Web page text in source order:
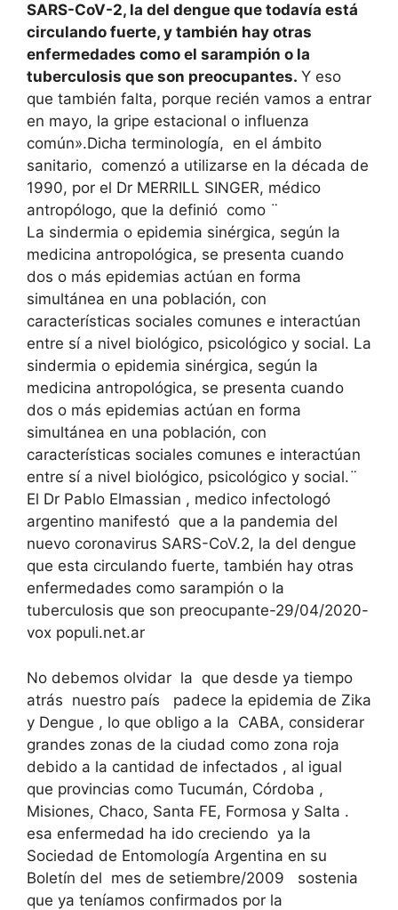
SARS-CoV-2, la del dengue que todavía está
circulando fuerte, y también hay otras
enfermedades como el sarampión o la
tuberculosis que son preocupantes. Y eso
que también falta, porque recién vamos a entrar
en mayo, la gripe estacional o influenza
común».Dicha terminología, en el ámbito
sanitario, comenzó a utilizarse en la década de
1990, por el Dr MERRILL SINGER, médico
antropólogo, que la definió como ¨
La sindermia o epidemia sinérgica, según la
medicina antropológica, se presenta cuando
dos o más epidemias actúan en forma
simultánea en una población, con
características sociales comunes e interactúan
entre sí a nivel biológico, psicológico y social. La
sindermia o epidemia sinérgica, según la
medicina antropológica, se presenta cuando
dos o más epidemias actúan en forma
simultánea en una población, con
características sociales comunes e interactúan
entre sí a nivel biológico, psicológico y social.¨
El Dr Pablo Elmassian , medico infectologó
argentino manifestó que a la pandemia del
nuevo coronavirus SARS-CoV.2, la del dengue
que esta circulando fuerte, también hay otras
enfermedades como sarampión o la
tuberculosis que son preocupante-29/04/2020-
vox populi.net.ar
No debemos olvidar la que desde ya tiempo
atrás nuestro país padece la epidemia de Zika
y Dengue , lo que obligo a la CABA, considerar
grandes zonas de la ciudad como zona roja
debido a la cantidad de infectados , al igual
que provincias como Tucumán, Córdoba ,
Misiones, Chaco, Santa FE, Formosa y Salta .
esa enfermedad ha ido creciendo ya la
Sociedad de Entomología Argentina en su
Boletín del mes de setiembre/2009 sostenia
que ya teníamos confirmados por la